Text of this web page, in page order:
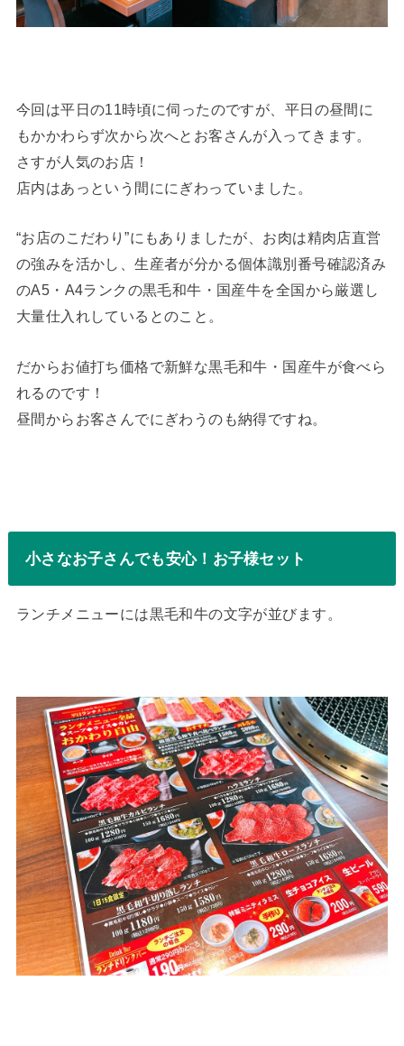
今回は平日の11時頃に伺ったのですが、平日の昼間に
もかかわらず次から次へとお客さんが入ってきます。
さすが人気のお店！
店内はあっという間ににぎわっていました。
“お店のこだわり”にもありましたが、お肉は精肉店直営
の強みを活かし、生産者が分かる個体識別番号確認済み
のA5・A4ランクの黒毛和牛・国産牛を全国から厳選し
大量仕入れしているとのこと。
だからお値打ち価格で新鮮な黒毛和牛・国産牛が食べら
れるのです！
昼間からお客さんでにぎわうのも納得ですね。
小さなお子さんでも安心！お子様セット
ランチメニューには黒毛和牛の文字が並びます。